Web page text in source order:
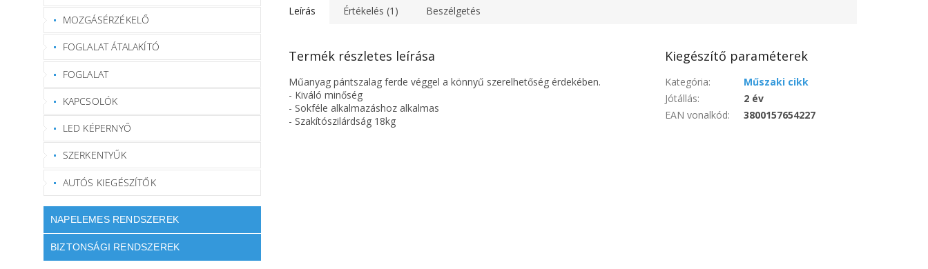
MOZGÁSÉRZÉKELŐ
FOGLALAT ÁTALAKÍTÓ
FOGLALAT
KAPCSOLÓK
LED KÉPERNYŐ
SZERKENTYŰK
AUTÓS KIEGÉSZÍTŐK
NAPELEMES RENDSZEREK
BIZTONSÁGI RENDSZEREK
Leírás Értékelés (1) Beszélgetés
Termék részletes leírása
Műanyag pántszalag ferde véggel a könnyű szerelhetőség érdekében.
- Kiváló minőség
- Sokféle alkalmazáshoz alkalmas
- Szakítószilárdság 18kg
Kiegészítő paraméterek
Kategória:
Műszaki cikk
Jótállás:
2 év
EAN vonalkód: 3800157654227